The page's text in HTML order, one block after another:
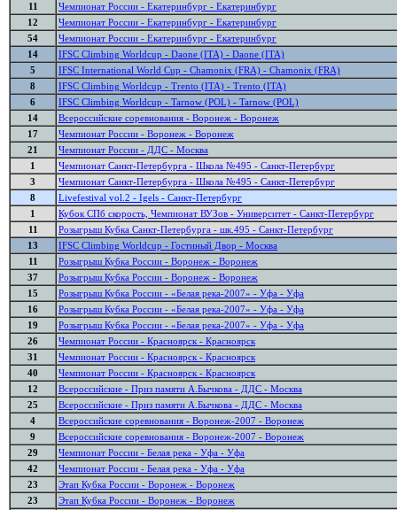
11
Чемпионат России - Екатеринбург - Екатеринбург
12
Чемпионат России - Екатеринбург - Екатеринбург
54
Чемпионат России - Екатеринбург - Екатеринбург
14
IFSC Climbing Worldcup - Daone (ITA) - Daone (ITA)
5
IFSC International World Cup - Chamonix (FRA) - Chamonix (FRA)
8
IFSC Climbing Worldcup - Trento (ITA) - Trento (ITA)
6
IFSC Climbing Worldcup - Tarnow (POL) - Tarnow (POL)
14
Всероссийские соревнования - Воронеж - Воронеж
17
Чемпионат России - Воронеж - Воронеж
21
Чемпионат России - ДДС - Москва
1
Чемпионат Санкт-Петербурга - Школа №495 - Санкт-Петербург
3
Чемпионат Санкт-Петербурга - Школа №495 - Санкт-Петербург
8
Livefestival vol.2 - Igels - Санкт-Петербург
1
Кубок СПб скорость, Чемпионат ВУЗов - Университет - Санкт-Петербург
11
Розыгрыш Кубка Санкт-Петербурга - шк.495 - Санкт-Петербург
13
IFSC Climbing Worldcup - Гостиный Двор - Москва
11
Розыгрыш Кубка России - Воронеж - Воронеж
37
Розыгрыш Кубка России - Воронеж - Воронеж
15
Розыгрыш Кубка России - «Белая река-2007» - Уфа - Уфа
16
Розыгрыш Кубка России - «Белая река-2007» - Уфа - Уфа
19
Розыгрыш Кубка России - «Белая река-2007» - Уфа - Уфа
26
Чемпионат России - Красноярск - Красноярск
31
Чемпионат России - Красноярск - Красноярск
40
Чемпионат России - Красноярск - Красноярск
12
Всероссийские - Приз памяти А.Бычкова - ДДС - Москва
25
Всероссийские - Приз памяти А.Бычкова - ДДС - Москва
4
Всероссийские соревнования - Воронеж-2007 - Воронеж
9
Всероссийские соревнования - Воронеж-2007 - Воронеж
29
Чемпионат России - Белая река - Уфа - Уфа
42
Чемпионат России - Белая река - Уфа - Уфа
23
Этап Кубка России - Воронеж - Воронеж
23
Этап Кубка России - Воронеж - Воронеж